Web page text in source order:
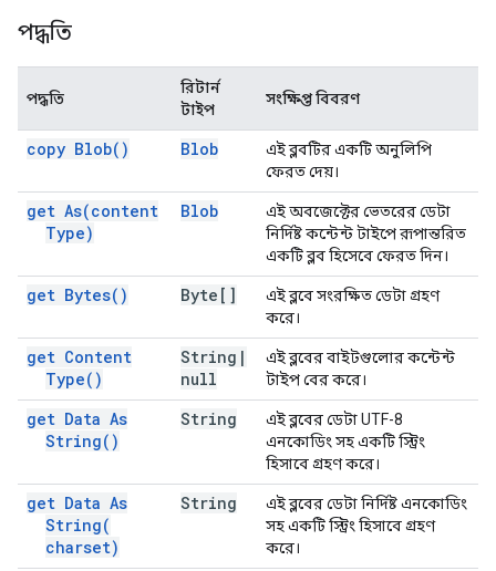
পদ্ধতি
পদ্ধতি
রিটার্ন
টাইপ
সংক্ষিপ্ত বিবরণ
copy Blob( ) Blob
এই ব্লবটির একটি অনুলিপি
ফেরত দেয়।
get As(content
Type)
Blob
এই অবজেক্টের ভেতরের ডেটা
নির্দিষ্ট কন্টেন্ট টাইপে রূপান্তরিত
একটি ব্লব হিসেবে ফেরত দিন।
get Bytes( ) Byte[]
এই ব্লবে সংরক্ষিত ডেটা গ্রহণ
করে।
get Content
Type( )
String |
null
এই ব্লবের বাইটগুলোর কন্টেন্ট
টাইপ বের করে।
get Data As
String( )
String
এই ব্লবের ডেটা UTF-8
এনকোডিং সহ একটি স্ট্রিং
হিসাবে গ্রহণ করে।
get Data As
String(
charset)
String
এই ব্লবের ডেটা নির্দিষ্ট এনকোডিং
সহ একটি স্ট্রিং হিসাবে গ্রহণ
করে।